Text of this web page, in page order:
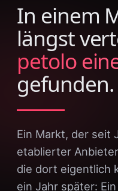
In einem
längst
petolo
gefunden.
Ein Markt, der seit
etablierter
die dort eigentlich
ein Jahr später: